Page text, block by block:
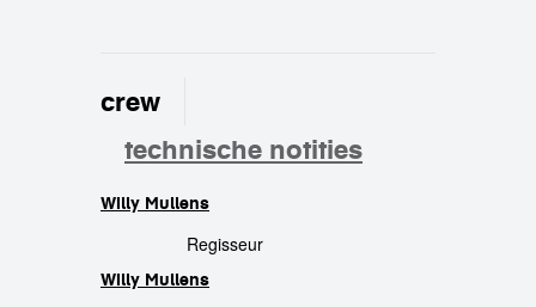
crew
technische notities
Willy Mullens
Regisseur
Willy Mullens